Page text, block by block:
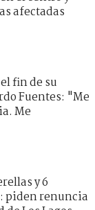
afectadas
fin de su
Fuentes: "Me
Me
y 6
piden renuncia